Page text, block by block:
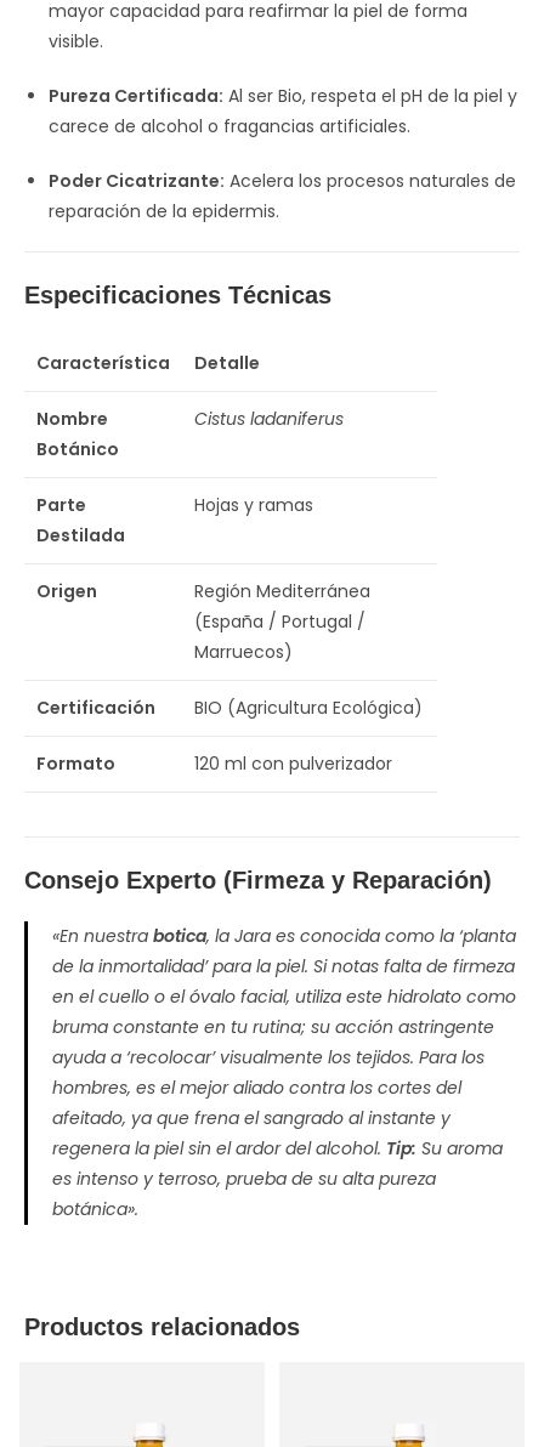
mayor capacidad para reafirmar la piel de forma
visible.
Pureza Certificada: Al ser Bio, respeta el pH de la piel y
carece de alcohol o fragancias artificiales.
Poder Cicatrizante: Acelera los procesos naturales de
reparación de la epidermis.
Especificaciones Técnicas
Característica Detalle
Nombre
Botánico
Cistus ladaniferus
Parte
Destilada
Hojas y ramas
Origen
Región Mediterránea
(España / Portugal /
Marruecos)
Certificación BIO (Agricultura Ecológica)
Formato 120 ml con pulverizador
Consejo Experto (Firmeza y Reparación)
«En nuestra botica, la Jara es conocida como la ‘planta
de la inmortalidad’ para la piel. Si notas falta de firmeza
en el cuello o el óvalo facial, utiliza este hidrolato como
bruma constante en tu rutina; su acción astringente
ayuda a ‘recolocar’ visualmente los tejidos. Para los
hombres, es el mejor aliado contra los cortes del
afeitado, ya que frena el sangrado al instante y
regenera la piel sin el ardor del alcohol. Tip: Su aroma
es intenso y terroso, prueba de su alta pureza
botánica».
Productos relacionados